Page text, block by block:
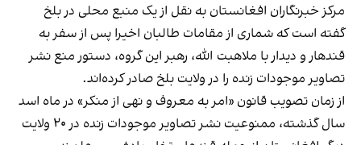
مرکز خبرنگاران افغانستان به نقل از یک منبع محلی در بلخ
گفته است که شماری از مقامات طالبان اخیرا پس از سفر به
قندهار و دیدار با ملاهبت الله، رهبر این گروه، دستور منع نشر
تصاویر موجودات زنده را در ولایت بلخ صادر کرده‌اند.
از زمان تصویب قانون «امر به معروف و نهی از منکر» در ماه اسد
سال گذشته، ممنوعیت نشر تصاویر موجودات زنده در ۲۰ ولایت